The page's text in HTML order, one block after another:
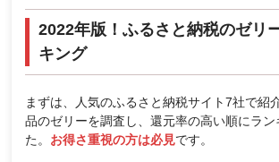
2022年版！ふるさと納税のゼリ
キング
まずは、人気のふるさと納税サイト7社で紹
品のゼリーを調査し、還元率の高い順にラン
た。 お得さ重視の方は必見です。